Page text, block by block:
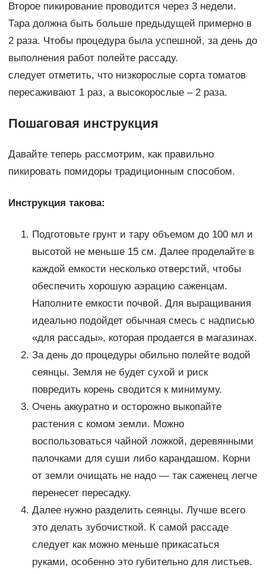
Второе пикирование проводится через 3 недели.
Тара должна быть больше предыдущей примерно в
2 раза. Чтобы процедура была успешной, за день до
выполнения работ полейте рассаду.
следует отметить, что низкорослые сорта томатов
пересаживают 1 раз, а высокорослые – 2 раза.
Пошаговая инструкция
Давайте теперь рассмотрим, как правильно
пикировать помидоры традиционным способом.
Инструкция такова:
Подготовьте грунт и тару объемом до 100 мл и
высотой не меньше 15 см. Далее проделайте в
каждой емкости несколько отверстий, чтобы
обеспечить хорошую аэрацию саженцам.
Наполните емкости почвой. Для выращивания
идеально подойдет обычная смесь с надписью
«для рассады», которая продается в магазинах.
За день до процедуры обильно полейте водой
сеянцы. Земля не будет сухой и риск
повредить корень сводится к минимуму.
Очень аккуратно и осторожно выкопайте
растения с комом земли. Можно
воспользоваться чайной ложкой, деревянными
палочками для суши либо карандашом. Корни
от земли очищать не надо — так саженец легче
перенесет пересадку.
Далее нужно разделить сеянцы. Лучше всего
это делать зубочисткой. К самой рассаде
следует как можно меньше прикасаться
руками, особенно это губительно для листьев.